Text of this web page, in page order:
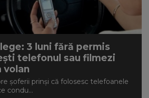
3 luni fără permis
telefonul sau filmezi
volan
şoferii prinşi că folosesc telefoanele
condu...